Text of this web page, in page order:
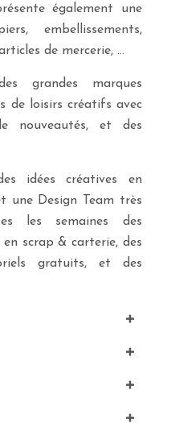
également une
embellissements,
de mercerie, …
grandes marques
de loisirs créatifs avec
nouveautés, et des
idées créatives en
une Design Team très
les semaines des
scrap & carterie, des
gratuits, et des